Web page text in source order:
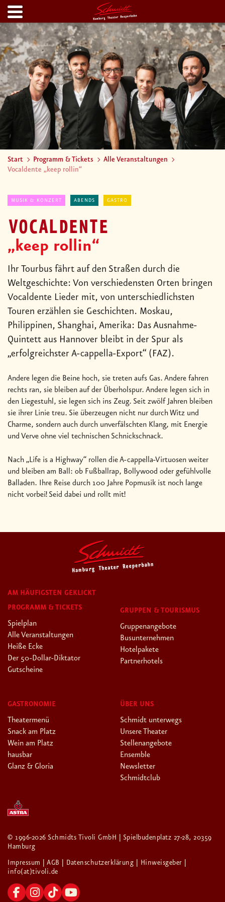
Start Programm & Tickets
Alle Veranstaltungen
Vocaldente „keep rollin“
MUSIK & KONZERT ABENDS GASTRO
VOCALDENTE
„keep rollin“
Ihr Tourbus fährt auf den Straßen durch die
Weltgeschichte: Von verschiedensten Orten bringen
Vocaldente Lieder mit, von unterschiedlichsten
Touren erzählen sie Geschichten. Moskau,
Philippinen, Shanghai, Amerika: Das Ausnahme-
Quintett aus Hannover bleibt in der Spur als
„erfolgreichster A-cappella-Export“ (FAZ).
Andere legen die Beine hoch, sie treten aufs Gas. Andere fahren
rechts ran, sie bleiben auf der Überholspur. Andere legen sich in
den Liegestuhl, sie legen sich ins Zeug. Seit zwölf Jahren bleiben
sie ihrer Linie treu. Sie überzeugen nicht nur durch Witz und
Charme, sondern auch durch unverfälschten Klang, mit Energie
und Verve ohne viel technischen Schnickschnack.
Nach „Life is a Highway“ rollen die A-cappella-Virtuosen weiter
und bleiben am Ball: ob Fußballrap, Bollywood oder gefühlvolle
Balladen. Ihre Reise durch 100 Jahre Popmusik ist noch lange
nicht vorbei! Seid dabei und rollt mit!
AM HÄUFIGSTEN GEKLICKT
PROGRAMM & TICKETS
Spielplan
Alle Veranstaltungen
Heiße Ecke
Der 50-Dollar-Diktator
Gutscheine
GRUPPEN & TOURISMUS
Gruppenangebote
Busunternehmen
Hotelpakete
Partnerhotels
GASTRONOMIE
Theatermenü
Snack am Platz
Wein am Platz
hausbar
Glanz & Gloria
ÜBER UNS
Schmidt unterwegs
Unsere Theater
Stellenangebote
Ensemble
Newsletter
Schmidtclub
© 1996-2026 Schmidts Tivoli GmbH | Spielbudenplatz 27-28, 20359
Hamburg
Impressum
| AGB | Datenschutzerklärung | Hinweisgeber
info(at)tivoli.de